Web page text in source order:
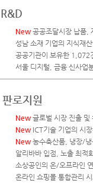
R&D
New공공조달시장 납품,
성남 소재 기업의 지식재
공공기관이 보유한 1,072
서울 디지털, 금융 신사업
판로지원
New글로벌 시장 진출
New ICT기술 기업의 시
New 농수축산품, 냉장/
알리바바 입점, 노출 최적
소상공인의 온/오프라인
온라인 쇼핑몰 통합관리